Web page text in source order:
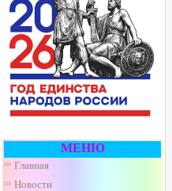
МЕНЮ
Главная
Новости